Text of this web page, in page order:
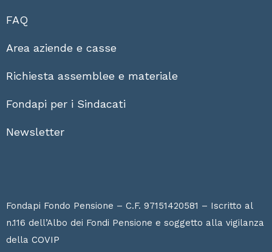
FAQ
Area aziende e casse
Richiesta assemblee e materiale
Fondapi per i Sindacati
Newsletter
Fondapi Fondo Pensione – C.F. 97151420581 – Iscritto al
n.116 dell’Albo dei Fondi Pensione e soggetto alla vigilanza
della COVIP